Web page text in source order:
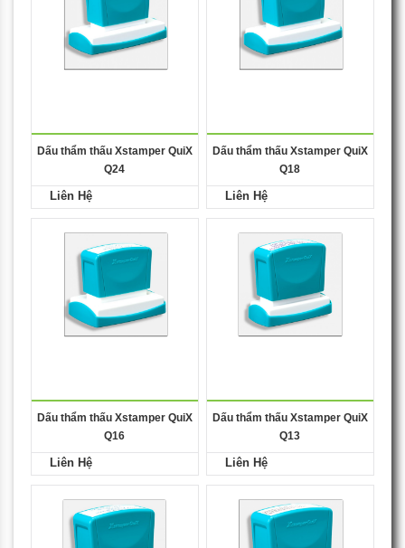
Dấu thẩm thấu Xstamper QuiX
Q24
Liên Hệ
Dấu thẩm thấu Xstamper QuiX
Q18
Liên Hệ
Dấu thẩm thấu Xstamper QuiX
Q16
Liên Hệ
Dấu thẩm thấu Xstamper QuiX
Q13
Liên Hệ